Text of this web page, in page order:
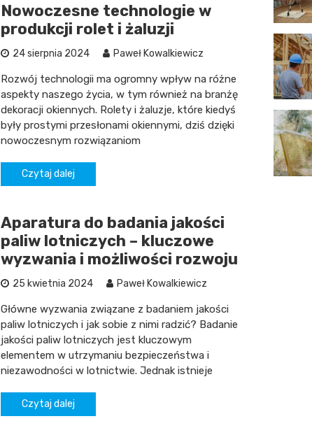
Nowoczesne technologie w
produkcji rolet i żaluzji
24 sierpnia 2024 Paweł Kowalkiewicz
Rozwój technologii ma ogromny wpływ na różne
aspekty naszego życia, w tym również na branżę
dekoracji okiennych. Rolety i żaluzje, które kiedyś
były prostymi przesłonami okiennymi, dziś dzięki
nowoczesnym rozwiązaniom
Czytaj dalej
Aparatura do badania jakości
paliw lotniczych – kluczowe
wyzwania i możliwości rozwoju
25 kwietnia 2024 Paweł Kowalkiewicz
Główne wyzwania związane z badaniem jakości
paliw lotniczych i jak sobie z nimi radzić? Badanie
jakości paliw lotniczych jest kluczowym
elementem w utrzymaniu bezpieczeństwa i
niezawodności w lotnictwie. Jednak istnieje
Czytaj dalej